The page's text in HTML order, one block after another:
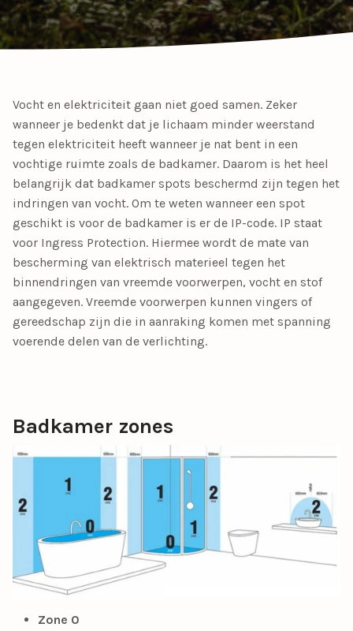
Vocht en elektriciteit gaan niet goed samen. Zeker
wanneer je bedenkt dat je lichaam minder weerstand
tegen elektriciteit heeft wanneer je nat bent in een
vochtige ruimte zoals de badkamer. Daarom is het heel
belangrijk dat badkamer spots beschermd zijn tegen het
indringen van vocht. Om te weten wanneer een spot
geschikt is voor de badkamer is er de IP-code. IP staat
voor Ingress Protection. Hiermee wordt de mate van
bescherming van elektrisch materieel tegen het
binnendringen van vreemde voorwerpen, vocht en stof
aangegeven. Vreemde voorwerpen kunnen vingers of
gereedschap zijn die in aanraking komen met spanning
voerende delen van de verlichting.
Badkamer zones
Zone 0